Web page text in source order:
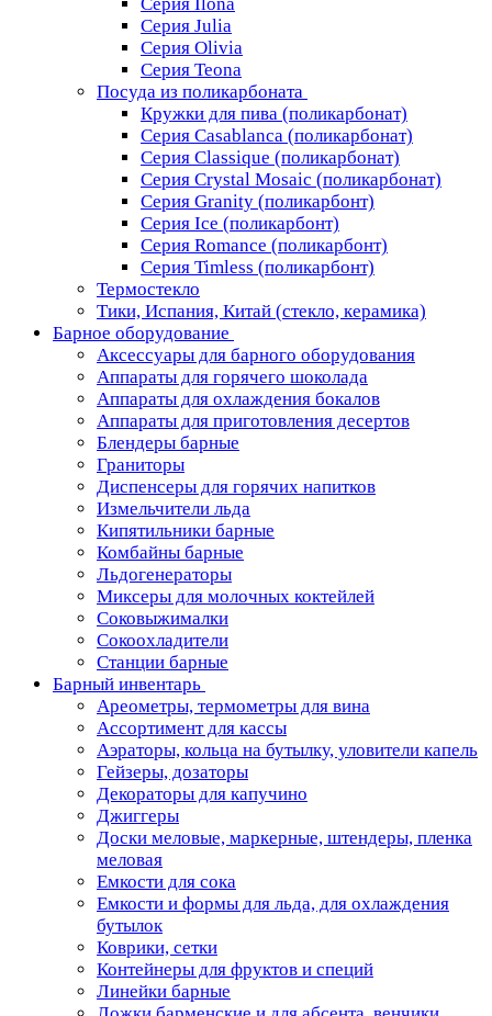
Серия Julia
Серия Olivia
Серия Teona
Посуда из поликарбоната
Кружки для пива (поликарбонат)
Серия Casablanсa (поликарбонат)
Серия Classique (поликарбонат)
Серия Crystal Mosaic (поликарбонат)
Серия Granity (поликарбонт)
Серия Ice (поликарбонт)
Серия Romance (поликарбонт)
Серия Timless (поликарбонт)
Термостекло
Тики, Испания, Китай (стекло, керамика)
Барное оборудование
Аксессуары для барного оборудования
Аппараты для горячего шоколада
Аппараты для охлаждения бокалов
Аппараты для приготовления десертов
Блендеры барные
Граниторы
Диспенсеры для горячих напитков
Измельчители льда
Кипятильники барные
Комбайны барные
Льдогенераторы
Миксеры для молочных коктейлей
Соковыжималки
Сокоохладители
Станции барные
Барный инвентарь
Ареометры, термометры для вина
Ассортимент для кассы
Аэраторы, кольца на бутылку, уловители капель
Гейзеры, дозаторы
Декораторы для капучино
Джиггеры
Доски меловые, маркерные, штендеры, пленка
меловая
Емкости для сока
Емкости и формы для льда, для охлаждения
бутылок
Коврики, сетки
Контейнеры для фруктов и специй
Линейки барные